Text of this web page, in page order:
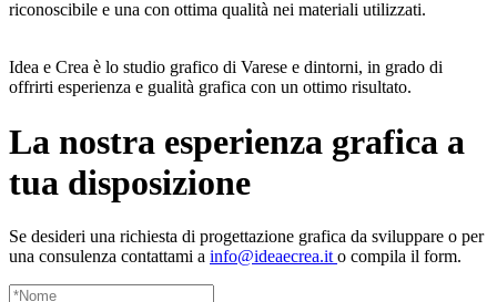
riconoscibile e una con ottima qualità nei materiali utilizzati.
Idea e Crea è lo studio grafico di Varese e dintorni, in grado di
offrirti esperienza e gualità grafica con un ottimo risultato.
La nostra esperienza grafica a
tua disposizione
Se desideri una richiesta di progettazione grafica da sviluppare o per
una consulenza contattami a info@ideaecrea.it o compila il form.